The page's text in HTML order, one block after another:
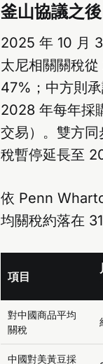
釜山協議之
2025 年 10 月
太尼相關關稅
47%；中方則
2028 年每年採
交易）。雙方
稅暫停延長至
依 Penn
均關稅約落在
項目
對中國商品平均
關稅
中國對美黃豆採